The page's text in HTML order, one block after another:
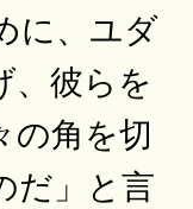
に、ユダ
、彼らを
の角を切
だ」と言